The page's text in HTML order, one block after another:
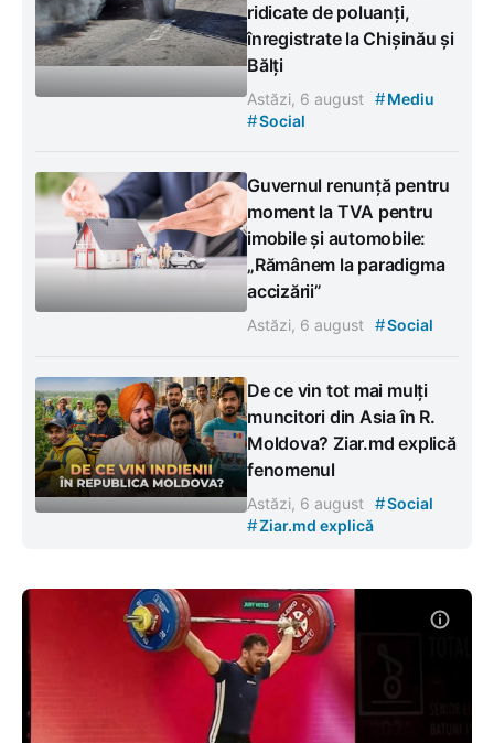
ridicate de poluanți,
înregistrate la Chișinău și
Bălți
Astăzi, 6 august #Mediu
#Social
Guvernul renunță pentru
moment la TVA pentru
imobile și automobile:
„Rămânem la paradigma
accizării”
Astăzi, 6 august #Social
De ce vin tot mai mulți
muncitori din Asia în R.
Moldova? Ziar.md explică
fenomenul
Astăzi, 6 august #Social
#Ziar.md explică